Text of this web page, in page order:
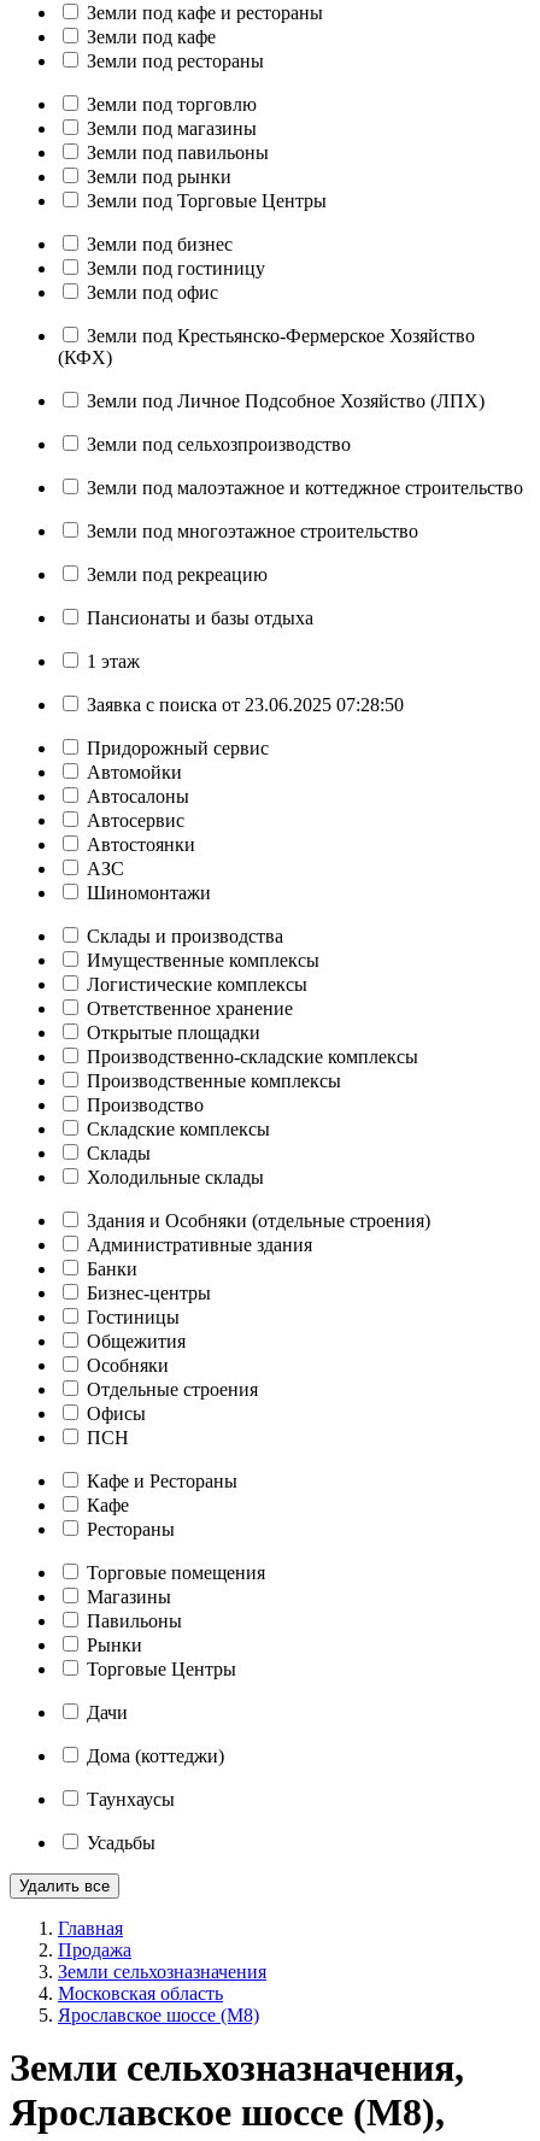
Земли под кафе и рестораны
Земли под кафе
Земли под рестораны
Земли под торговлю
Земли под магазины
Земли под павильоны
Земли под рынки
Земли под Торговые Центры
Земли под бизнес
Земли под гостиницу
Земли под офис
Земли под Крестьянско-Фермерское Хозяйство
(КФХ)
Земли под Личное Подсобное Хозяйство (ЛПХ)
Земли под сельхозпроизводство
Земли под малоэтажное и коттеджное строительство
Земли под многоэтажное строительство
Земли под рекреацию
Пансионаты и базы отдыха
1 этаж
Заявка с поиска от 23.06.2025 07:28:50
Придорожный сервис
Автомойки
Автосалоны
Автосервис
Автостоянки
АЗС
Шиномонтажи
Склады и производства
Имущественные комплексы
Логистические комплексы
Ответственное хранение
Открытые площадки
Производственно-складские комплексы
Производственные комплексы
Производство
Складские комплексы
Склады
Холодильные склады
Здания и Особняки (отдельные строения)
Административные здания
Банки
Бизнес-центры
Гостиницы
Общежития
Особняки
Отдельные строения
Офисы
ПСН
Кафе и Рестораны
Кафе
Рестораны
Торговые помещения
Магазины
Павильоны
Рынки
Торговые Центры
Дачи
Дома (коттеджи)
Таунхаусы
Усадьбы
Удалить все
Главная
Продажа
Земли сельхозназначения
Московская область
Ярославское шоссе (М8)
Земли сельхозназначения,
Ярославское шоссе (М8),